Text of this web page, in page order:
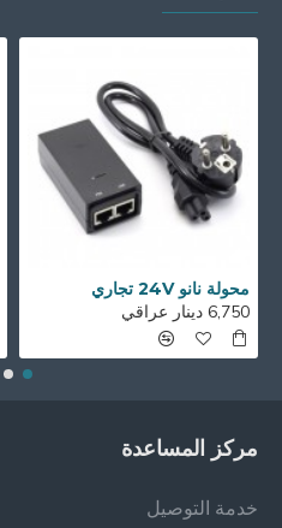
محولة نانو 24V تجاري
6,750 دينار عراقي
مركز المساعدة
خدمة التوصيل